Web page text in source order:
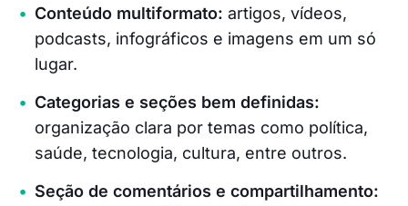
Conteúdo multiformato: artigos, vídeos,
podcasts, infográficos e imagens em um só
lugar.
Categorias e seções bem definidas:
organização clara por temas como política,
saúde, tecnologia, cultura, entre outros.
Seção de comentários e compartilhamento: